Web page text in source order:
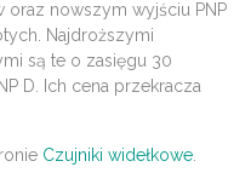
oraz nowszym wyjściu PNP
Najdroższymi
są te o zasięgu 30
D. Ich cena przekracza
Czujniki widełkowe